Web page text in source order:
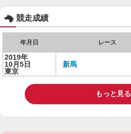
競走成績
年月日 レース
2019年
10月5日
東京
新馬
もっと見る